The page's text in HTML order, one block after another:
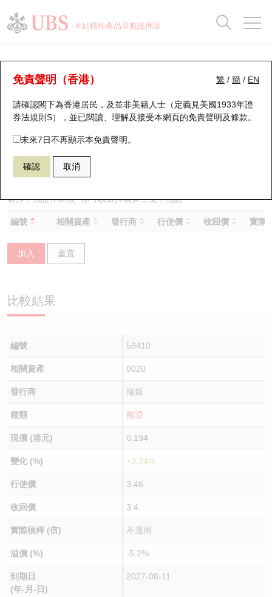
本結構性產品並無抵押品
繁 / 簡 / EN
免責聲明（香港）
請確認閣下為香港居民，及並非美籍人士（定義見美國1933年證
券法規則S），並已閱讀、理解及接受本網頁的免責聲明及條款。
未來7日不再顯示本免責聲明。
確認 取消
牛熊證分析儀
表現 街貨統計 比較
59410 瑞銀熊證 0020 商湯－Ｗ
選擇牛熊證作比較 *你可以選擇最多三隻牛熊證
編號 相關資產 發行商 行使價 收回價 實際
加入 重置
比較結果
編號 59410
相關資產 0020
發行商 瑞銀
種類 熊證
現價 (港元) 0.194
變化 (%) +3.74%
行使價 3.46
收回價 3.4
實際槓桿 (倍) 不適用
溢價 (%) -5.2%
到期日
(年-月-日)
2027-08-11
瑞銀認股證一覽
新發行瑞銀認股證
即將到期認股證
認股證到期結算價查詢
認股證分析儀
認股證速算機
引伸波幅比較圖
認股證文件及公告
認股證文件及公告 (瑞信)
街貨統計
比較
牛熊全景快搜
牛熊證搜尋
牛熊證街貨分佈圖
正股牛熊證列表
新發行瑞銀牛熊證
已收回牛熊證剩餘價值
即將到期牛熊證
牛熊證分析儀
牛熊證速算機
牛熊證文件及公告 (瑞信)
街貨統計
比較
十大升幅/跌幅
十大認股證成交分佈
十天股證佔大市成交
資金流
街貨統計
三十大平均引伸波幅
正股分析儀
二十大活躍股份
恒指成份股
國指成份股
科指成份股
相關資產沽空
業績及經濟日曆
AH 股價對照
即市板塊表現
收市競價變化
持股比重
顯示所有持股比重
每月輪證大市專題
輪證專欄
講座及教育短片
認股證投資者教育
牛熊證投資者教育
認股證牛熊證常問問題